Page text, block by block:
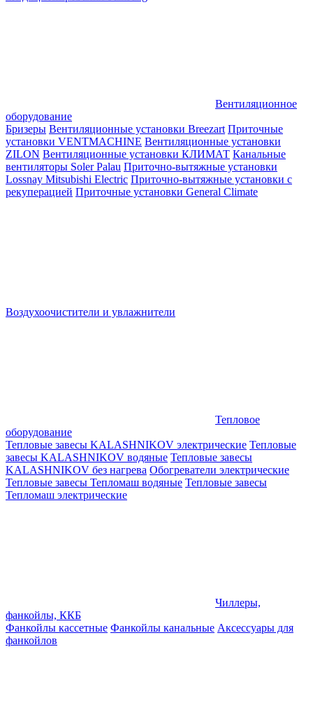
Вентиляционное
оборудование
Бризеры Вентиляционные установки Breezart Приточные
установки VENTMACHINE Вентиляционные установки
ZILON Вентиляционные установки КЛИМАТ Канальные
вентиляторы Soler Palau Приточно-вытяжные установки
Lossnay Mitsubishi Electric Приточно-вытяжные установки с
рекуперацией Приточные установки General Climate
Воздухоочистители и увлажнители
Тепловое
оборудование
Тепловые завесы KALASHNIKOV электрические Тепловые
завесы KALASHNIKOV водяные Тепловые завесы
KALASHNIKOV без нагрева Обогреватели электрические
Тепловые завесы Тепломаш водяные Тепловые завесы
Тепломаш электрические
Чиллеры,
фанкойлы, ККБ
Фанкойлы кассетные Фанкойлы канальные Аксессуары для
фанкойлов